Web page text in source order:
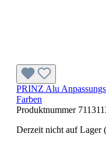
PRINZ Alu
Farben
Produktnummer
Derzeit nicht auf Lager